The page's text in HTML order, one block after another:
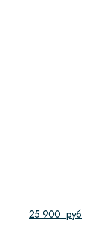
25 900 руб